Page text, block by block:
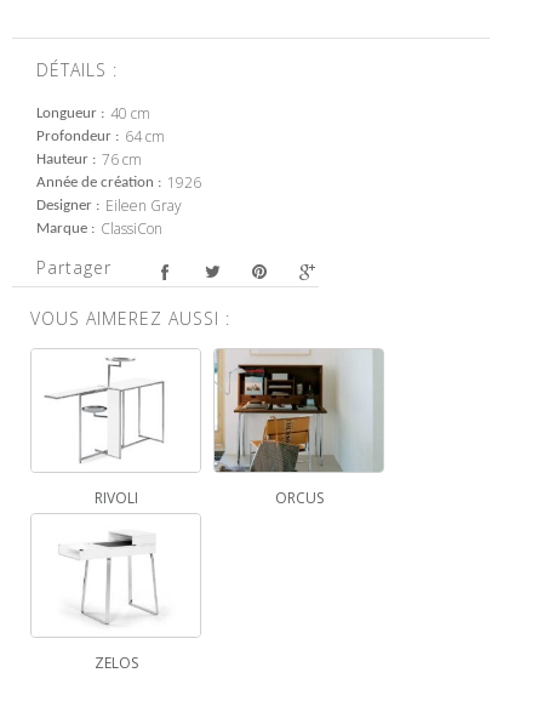
DÉTAILS :
Longueur 40 cm
Profondeur 64 cm
Hauteur 76 cm
Année de création 1926
Designer Eileen Gray
Marque ClassiCon
Partager
VOUS AIMEREZ AUSSI :
RIVOLI ORCUS
ZELOS